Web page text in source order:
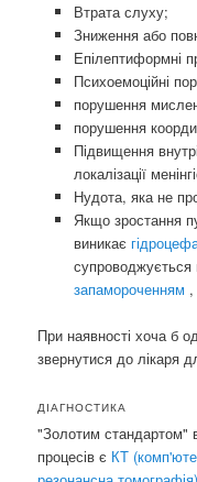
Втрата слуху;
Зниження або
Епілептиформні
Психоемоційні
порушення
порушення
Підвищення
локалізації
Нудота, яка не
Якщо зростання
виникає
запамороченням ,
При наявності хоча б
звернутися до лікаря
ДІАГНОСТИКА
"Золотим стандартом"
процесів є КТ